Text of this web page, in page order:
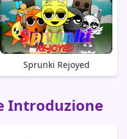
Sprunki Rejoyed
Introduzione